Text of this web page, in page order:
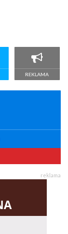
REKLAMA
reklama